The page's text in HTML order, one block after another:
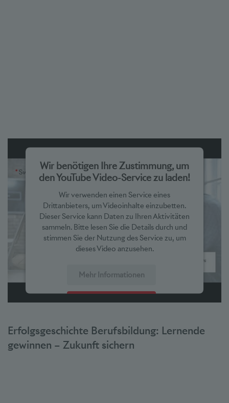
Wir benötigen Ihre Zustimmung, um
den YouTube Video-Service zu laden!
Wir verwenden einen Service eines
Drittanbieters, um Videoinhalte einzubetten.
Dieser Service kann Daten zu Ihren Aktivitäten
sammeln. Bitte lesen Sie die Details durch und
stimmen Sie der Nutzung des Service zu, um
dieses Video anzusehen.
Mehr Informationen
Akzeptieren
powered byUsercentrics Consent Management Platform
Erfolgsgeschichte Berufsbildung: Lernende
gewinnen – Zukunft sichern